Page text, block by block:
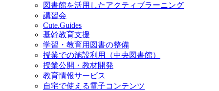
図書館を活用したアクティブラーニング
講習会
Cute.Guides
基幹教育支援
学習・教育用図書の整備
授業での施設利用（中央図書館）
授業公開・教材開発
教育情報サービス
自宅で使える電子コンテンツ